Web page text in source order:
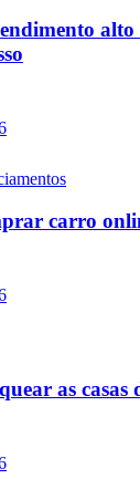
alto
carro
as casas